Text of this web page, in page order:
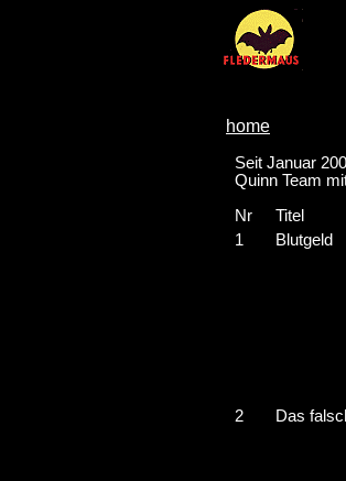
home
Seit Januar
Quinn Team
Nr
Titel
1
Blutgeld
2 Das